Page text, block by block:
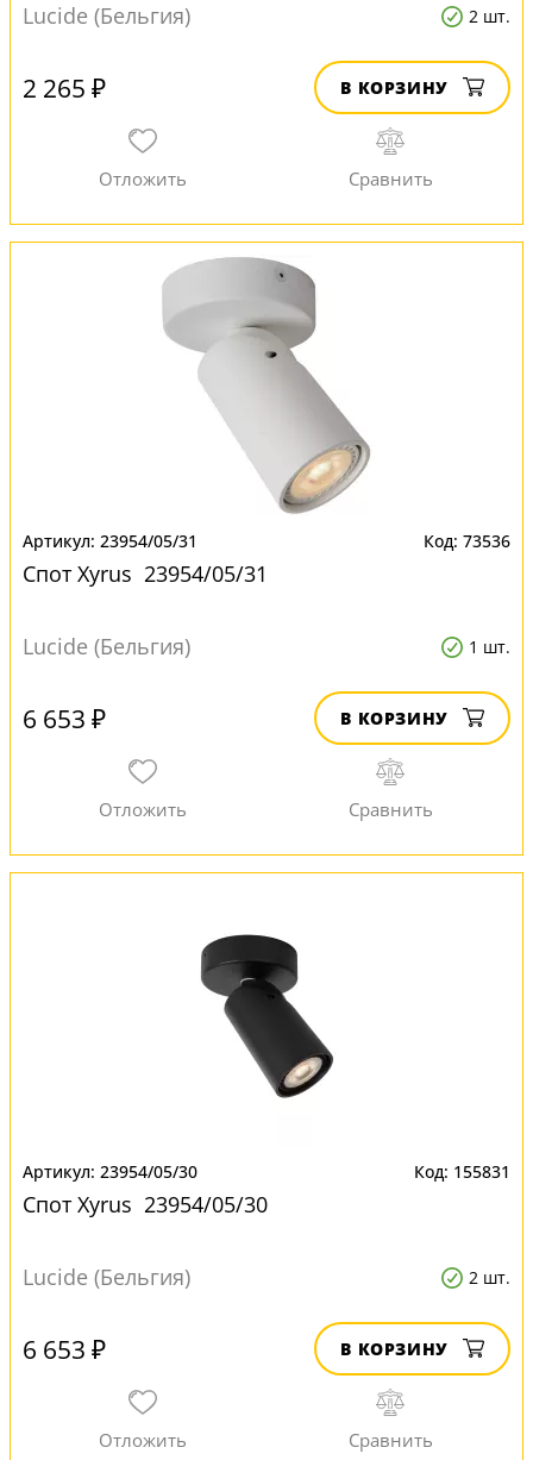
Lucide (Бельгия) 2 шт.
2 265 ₽ В КОРЗИНУ
23954/05/31 73536
Спот Xyrus 23954/05/31
Lucide (Бельгия) 1 шт.
6 653 ₽ В КОРЗИНУ
23954/05/30 155831
Спот Xyrus 23954/05/30
Lucide (Бельгия) 2 шт.
6 653 ₽ В КОРЗИНУ